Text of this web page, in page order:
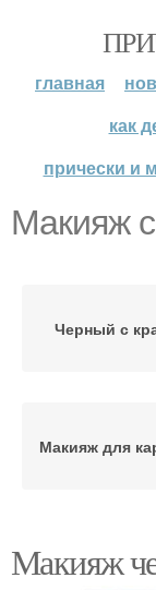
главная
как
прически и
Макияж
Черный с
Макияж для
Макияж в
Макияж